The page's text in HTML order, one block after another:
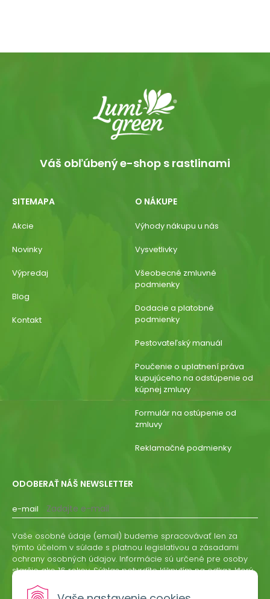
Váš obľúbený e-shop s rastlinami
SITEMAPA
Akcie
Novinky
Výpredaj
Blog
Kontakt
O NÁKUPE
Výhody nákupu u nás
Vysvetlivky
Všeobecné zmluvné
podmienky
Dodacie a platobné
podmienky
Pestovateľský manuál
Poučenie o uplatnení práva
kupujúceho na odstúpenie od
kúpnej zmluvy
Formulár na ostúpenie od
zmluvy
Reklamačné podmienky
ODOBERAŤ NÁŠ NEWSLETTER
e-mail
Vaše osobné údaje (email) budeme spracovávať len za
týmto účelom v súlade s platnou legislatívou a zásadami
ochrany osobných údajov. Informácie sú určené pre osoby
staršie ako 16 rokov. Súhlas potvrdíte kliknutím na odkaz, ktorý
odvolať písomne, emailom alebo kliknutím na odkaz z